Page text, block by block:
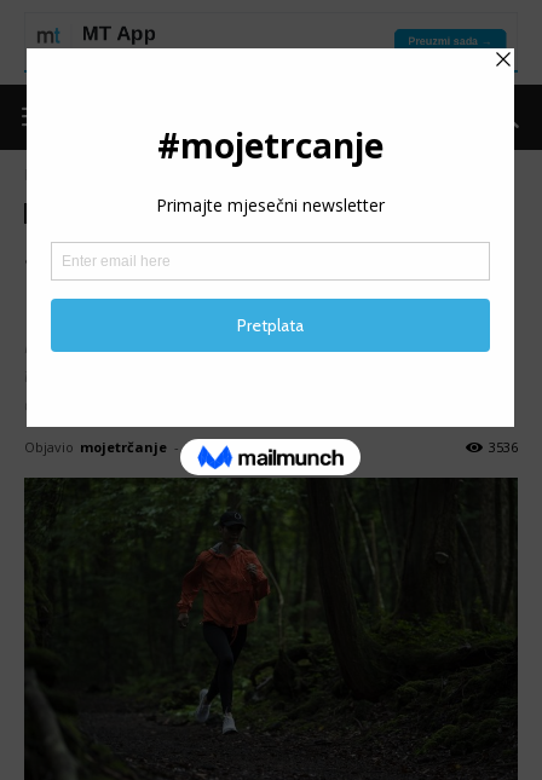
Trening
Šta raditi, a šta ne, u finalnoj
pripremi za trku
Kako vaša nervoza polako, ali sigurno, raste dok se bližite
trci, postavljate sami sebi dosta pitanja: trebam li raditi
određenu pojedinost ili bolje ne?
Objavio mojetrčanje - 19/01/2018 3536